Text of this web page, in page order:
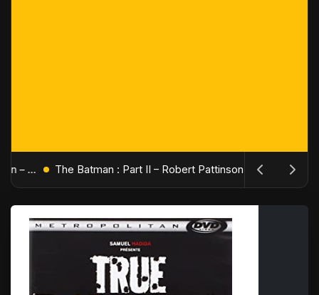
L'Âge de Glace : Le Réveil du Volcan – Manny, Sid et Diego de retour pour une aventure explosive The Batman : Part II – Robert Pattinson replonge dans les ténèbres de Gotham dès octobre 2027